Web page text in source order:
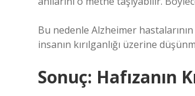
Bu nedenle Alzheimer
insanın kırılganlığı üzerine
Sonuç: Hafızanın